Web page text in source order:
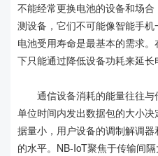
不能经常更换电池的设备和场
测设备，它们不可能像智能手
电池受用寿命是最基本的需求
下只能通过降低设备功耗来延长
通信设备消耗的能量往往与
单位时间内发出数据包的大小
据量小，用户设备的调制解调
的水平。NB-IoT聚焦于传输间